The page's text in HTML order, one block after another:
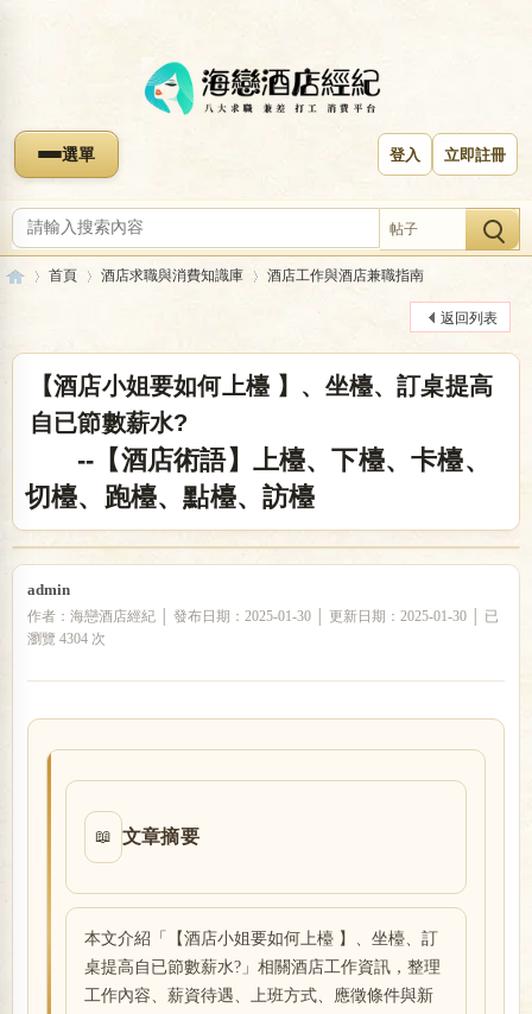
選單 登入 立即註冊
帖子
首頁
›
酒店求職與消費知識庫
›
酒店工作與酒店兼職指南
返回列表
【酒店小姐要如何上檯 】、坐檯、訂桌提高
自已節數薪水?
--【酒店術語】上檯、下檯、卡檯、
切檯、跑檯、點檯、訪檯
admin
作者：海戀酒店經紀 │ 發布日期：2025-01-30 │ 更新日期：2025-01-30 │ 已
瀏覽 4304 次
📖 文章摘要
本文介紹「【酒店小姐要如何上檯 】、坐檯、訂
桌提高自已節數薪水?」相關酒店工作資訊，整理
工作內容、薪資待遇、上班方式、應徵條件與新